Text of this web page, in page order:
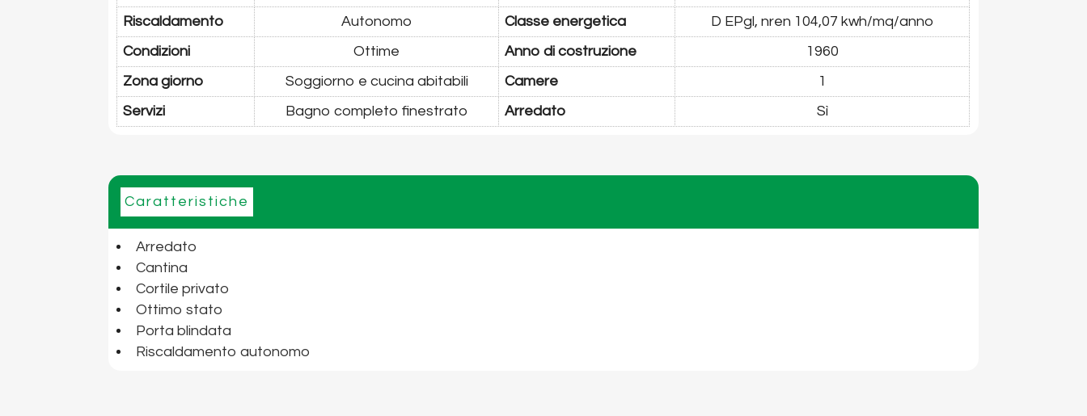
Riscaldamento
Autonomo Classe energetica
D EPgl, nren 104,07 kwh/mq/anno
Condizioni
Ottime Anno di costruzione
1960
Zona giorno
Soggiorno e cucina abitabili Camere
1
Servizi
Bagno completo finestrato Arredato Sì
Caratteristiche
Arredato
Cantina
Cortile privato
Ottimo stato
Porta blindata
Riscaldamento autonomo